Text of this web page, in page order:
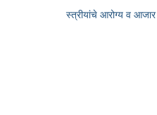
स्त्रीयांचे आरोग्य व आजार